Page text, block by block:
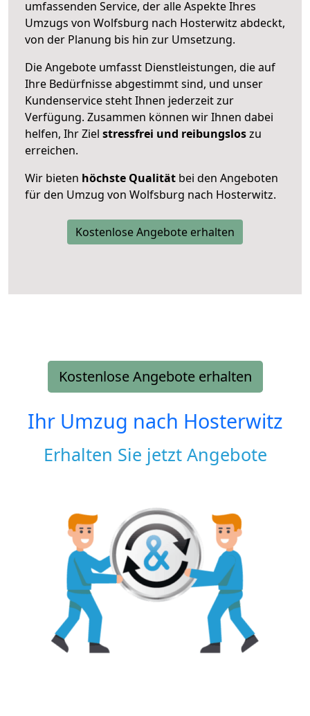
umfassenden Service, der alle Aspekte Ihres
Umzugs von Wolfsburg nach Hosterwitz abdeckt,
von der Planung bis hin zur Umsetzung.
Die Angebote umfasst Dienstleistungen, die auf
Ihre Bedürfnisse abgestimmt sind, und unser
Kundenservice steht Ihnen jederzeit zur
Verfügung. Zusammen können wir Ihnen dabei
helfen, Ihr Ziel stressfrei und reibungsloszu
erreichen.
Wir bieten höchste Qualität bei den Angeboten
für den Umzug von Wolfsburg nach Hosterwitz.
Kostenlose Angebote erhalten
Kostenlose Angebote erhalten
Ihr Umzug nach Hosterwitz
Erhalten Sie jetzt Angebote